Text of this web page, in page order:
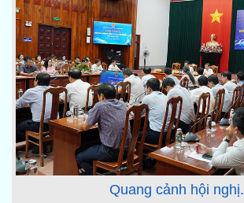
Quang cảnh hội nghị.